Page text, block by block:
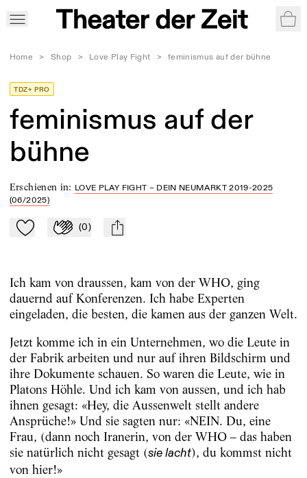
Home > Shop > Love Play Fight > feminismus auf der bühne
TDZ+ PRO
feminismus auf der
bühne
Erschienen in: LOVE PLAY FIGHT – DEIN NEUMARKT 2019-2025
(06/2025)
Zu Mein-TdZ hinzufügen
Applaudieren
(0) mail
Ich kam von draussen, kam von der WHO, ging
dauernd auf Konferenzen. Ich habe Experten
eingeladen, die besten, die kamen aus der ganzen Welt.
Jetzt komme ich in ein Unternehmen, wo die Leute in
der Fabrik arbeiten und nur auf ihren Bildschirm und
ihre Dokumente schauen. So waren die Leute, wie in
Platons Höhle. Und ich kam von aussen, und ich hab
ihnen gesagt: «Hey, die Aussenwelt stellt andere
Ansprüche!» Und sie sagten nur: «NEIN. Du, eine
Frau, (dann noch Iranerin, von der WHO – das haben
sie natürlich nicht gesagt (sie lacht), du kommst nicht
von hier!»